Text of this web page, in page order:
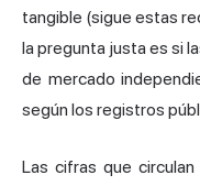
tangible (sigue estas
la pregunta justa es si
de mercado
según los registros
Las cifras que